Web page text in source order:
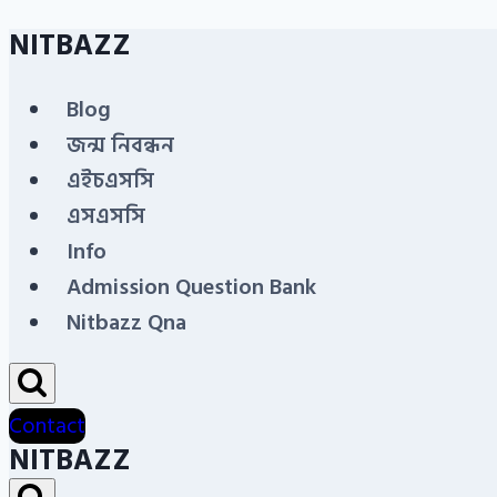
Skip
content
NITBAZZ
Blog
জন্ম নিবন্ধন
এইচএসসি
এসএসসি
Info
Admission Question Bank
Nitbazz Qna
Contact
NITBAZZ